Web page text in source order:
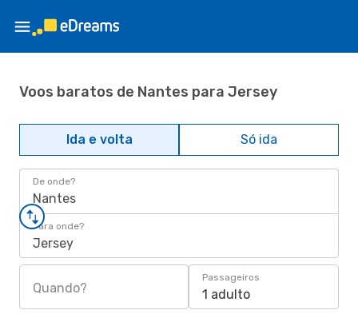
Voos baratos de Nantes para Jersey
Ida e volta Só ida
De onde?
Nantes
Para onde?
Jersey
Quando?
Passageiros
1 adulto